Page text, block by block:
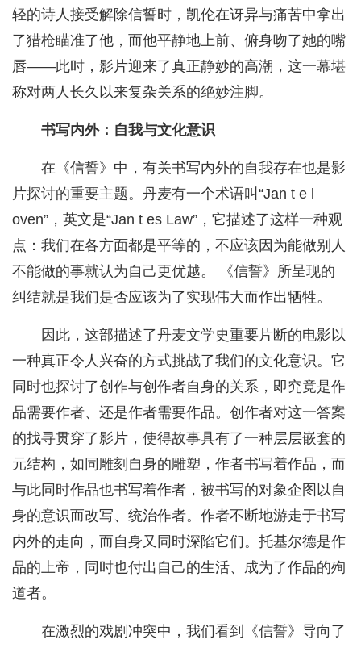
轻的诗人接受解除信誓时，凯伦在讶异与痛苦中拿出
了猎枪瞄准了他，而他平静地上前、俯身吻了她的嘴
唇——此时，影片迎来了真正静妙的高潮，这一幕堪
称对两人长久以来复杂关系的绝妙注脚。
书写内外：自我与文化意识
在《信誓》中，有关书写内外的自我存在也是影
片探讨的重要主题。丹麦有一个术语叫“Jan t e l
oven”，英文是“Jan t es Law”，它描述了这样一种观
点：我们在各方面都是平等的，不应该因为能做别人
不能做的事就认为自己更优越。 《信誓》所呈现的
纠结就是我们是否应该为了实现伟大而作出牺牲。
因此，这部描述了丹麦文学史重要片断的电影以
一种真正令人兴奋的方式挑战了我们的文化意识。它
同时也探讨了创作与创作者自身的关系，即究竟是作
品需要作者、还是作者需要作品。创作者对这一答案
的找寻贯穿了影片，使得故事具有了一种层层嵌套的
元结构，如同雕刻自身的雕塑，作者书写着作品，而
与此同时作品也书写着作者，被书写的对象企图以自
身的意识而改写、统治作者。作者不断地游走于书写
内外的走向，而自身又同时深陷它们。托基尔德是作
品的上帝，同时也付出自己的生活、成为了作品的殉
道者。
在激烈的戏剧冲突中，我们看到《信誓》导向了